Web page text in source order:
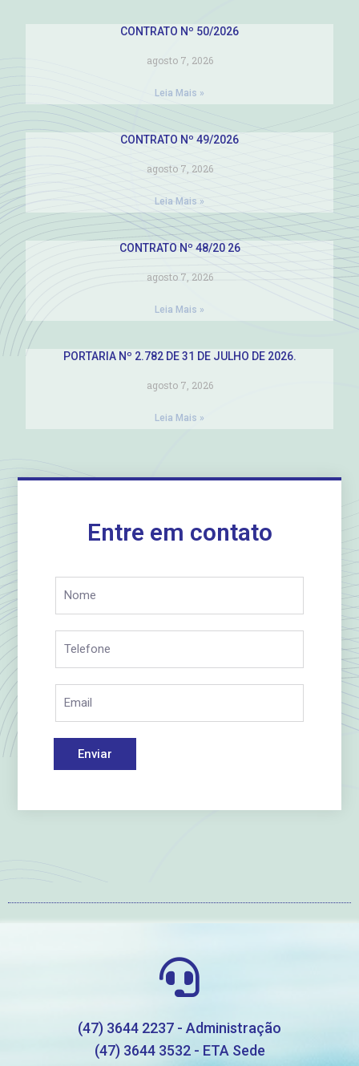
CONTRATO Nº 50/2026
agosto 7, 2026
Leia Mais »
CONTRATO Nº 49/2026
agosto 7, 2026
Leia Mais »
CONTRATO Nº 48/20 26
agosto 7, 2026
Leia Mais »
PORTARIA Nº 2.782 DE 31 DE JULHO DE 2026.
agosto 7, 2026
Leia Mais »
Entre em contato
Enviar
(47) 3644 2237 - Administração
(47) 3644 3532 - ETA Sede